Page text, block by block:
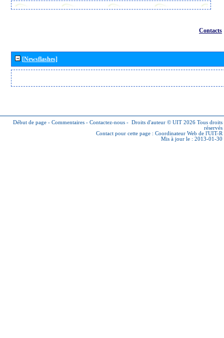
Contacts
[Newsflashes]
Début de page - Commentaires - Contactez-nous - Droits d'auteur © UIT 2026 Tous droits
réservés
Contact pour cette page : Coordinateur Web de l'UIT-R
Mis à jour le : 2013-01-30